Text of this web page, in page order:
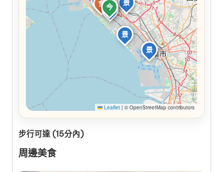
今
景
景
景
景
食
食
食
Leaflet | © OpenStreetMap contributors
步行可達 (15分內)
周邊美食